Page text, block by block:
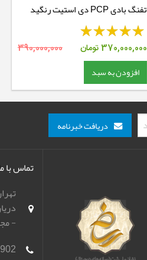
تفنگ بادی PCP دی استیت رنگید
HP
370,000,000تومان 390,000,000
افزودن به سبد
دریافت خبرنامه
تماس با
-